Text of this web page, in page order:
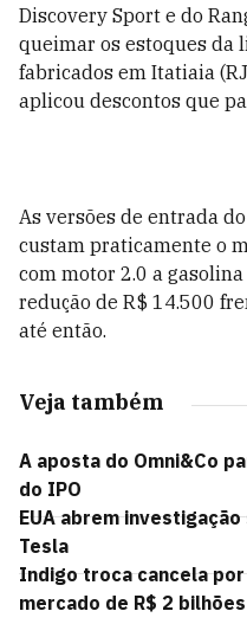
Discovery Sport e do
queimar os estoques da
fabricados em Itatiaia
aplicou descontos que
As versões de entrada
custam praticamente o
com motor 2.0 a
redução de R$ 14.500
até então.
Veja também
A aposta do Omni&Co
do IPO
EUA abrem
Tesla
Indigo troca cancela
mercado de R$ 2 bilhões